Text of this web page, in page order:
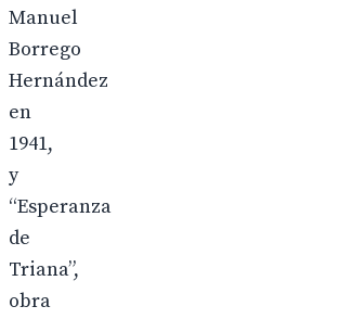
Manuel
Borrego
Hernández
en
1941,
y
“Esperanza
de
Triana”,
obra